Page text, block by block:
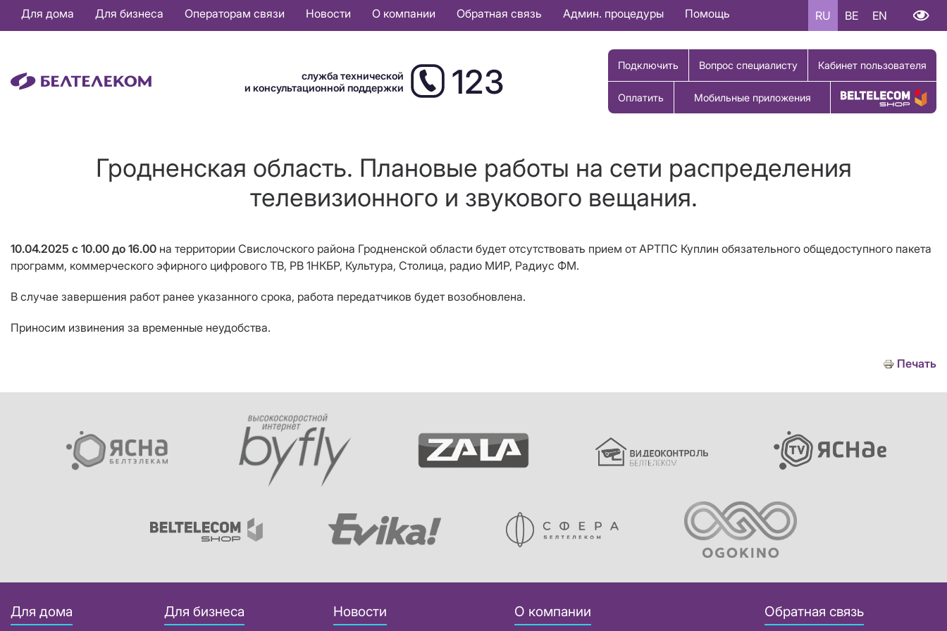
Основная
навигация
Для дома Для бизнеса Операторам связи Новости О компании Обратная связь Админ. процедуры Помощь RU BE EN
служба технической
и консультационной поддержки
123 Подключить Вопрос специалисту Кабинет пользователя
Оплатить Мобильные приложения Купить товар
Гродненская область. Плановые работы на сети распределения
телевизионного и звукового вещания.
10.04.2025 с 10.00 до 16.00 на территории Свислочского района Гродненской области будетотсутствовать прием от АРТПС Куплин обязательного общедоступного пакета
программ, коммерческого эфирного цифрового ТВ, РВ 1НКБР, Культура, Столица, радио МИР, Радиус ФМ.
В случае завершения работ ранее указанного срока, работа передатчиков будет возобновлена.
Приносим извинения за временные неудобства.
Печать
Для дома Для бизнеса Новости О компании Обратная связь